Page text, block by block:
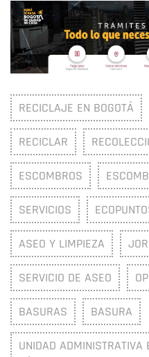
RECICLAJE EN BOGOTÁ
RECICLAR
ESCOMBROS
SERVICIOS
ASEO Y LIMPIEZA
SERVICIO DE ASEO
BASURAS BASURA
UNIDAD ADMINISTRATIVA